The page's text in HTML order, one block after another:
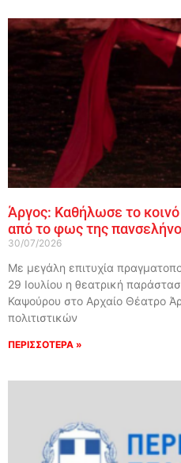
Άργος: Καθήλωσε το
από το φως της
30/07/2026
Με μεγάλη επιτυχία
29 Ιουλίου η θεατρική
Καψούρου στο Αρχαίο Θέατρο
πολιτιστικών
ΠΕΡΙΣΣΟΤΕΡΑ »